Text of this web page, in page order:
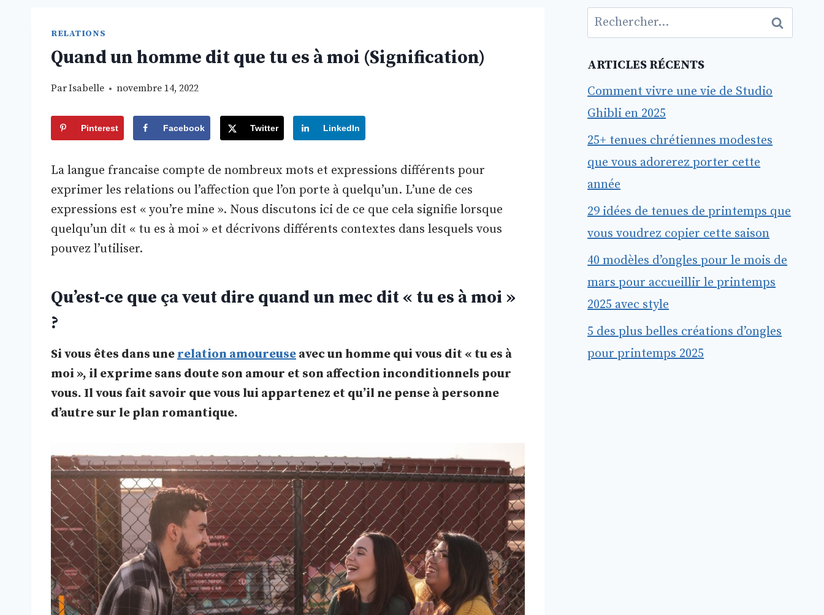
RELATIONS
Quand un homme dit que tu es à moi (Signification)
ParIsabelle novembre 14, 2022
Pinterest Facebook Twitter LinkedIn
La langue francaise compte de nombreux mots et expressions différents pour
exprimer les relations ou l’affection que l’on porte à quelqu’un. L’une de ces
expressions est « you’re mine ». Nous discutons ici de ce que cela signifie lorsque
quelqu’un dit « tu es à moi » et décrivons différents contextes dans lesquels vous
pouvez l’utiliser.
Qu’est-ce que ça veut dire quand un mec dit « tu es à moi »
?
Si vous êtes dans unerelation amoureuse avec un homme qui vous dit « tu es à
moi », il exprime sans doute son amour et son affection inconditionnels pour
vous. Il vous fait savoir que vous lui appartenez et qu’il ne pense à personne
d’autre sur le plan romantique.
Rechercher :
ARTICLES RÉCENTS
Comment vivre une vie de Studio
Ghibli en 2025
25+ tenues chrétiennes modestes
que vous adorerez porter cette
année
29 idées de tenues de printemps que
vous voudrez copier cette saison
40 modèles d’ongles pour le mois de
mars pour accueillir le printemps
2025 avec style
5 des plus belles créations d’ongles
pour printemps 2025